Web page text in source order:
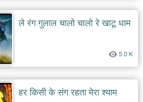
ले रंग गुलाल चालो चालो रे खाटू धाम
5.0 K
हर किसी के संग रहता मेरा श्याम